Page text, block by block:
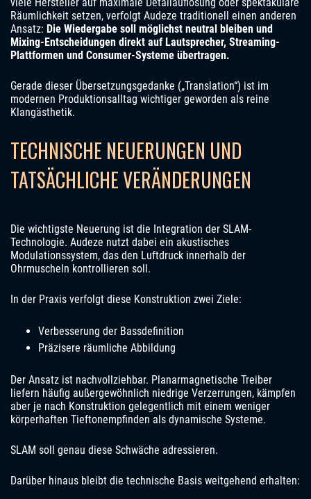
Räumlichkeit setzen, verfolgt Audeze traditionell einen anderen
Ansatz: Die Wiedergabe soll möglichst neutral bleiben und
Mixing-Entscheidungen direkt auf Lautsprecher, Streaming-
Plattformen und Consumer-Systeme übertragen.
Gerade dieser Übersetzungsgedanke („Translation“) ist im
modernen Produktionsalltag wichtiger geworden als reine
Klangästhetik.
TECHNISCHE NEUERUNGEN UND
TATSÄCHLICHE VERÄNDERUNGEN
Die wichtigste Neuerung ist die Integration der SLAM-
Technologie. Audeze nutzt dabei ein akustisches
Modulationssystem, das den Luftdruck innerhalb der
Ohrmuscheln kontrollieren soll.
In der Praxis verfolgt diese Konstruktion zwei Ziele:
Verbesserung der Bassdefinition
Präzisere räumliche Abbildung
Der Ansatz ist nachvollziehbar. Planarmagnetische Treiber
liefern häufig außergewöhnlich niedrige Verzerrungen, kämpfen
aber je nach Konstruktion gelegentlich mit einem weniger
körperhaften Tieftonempfinden als dynamische Systeme.
SLAM soll genau diese Schwäche adressieren.
Darüber hinaus bleibt die technische Basis weitgehend erhalten: